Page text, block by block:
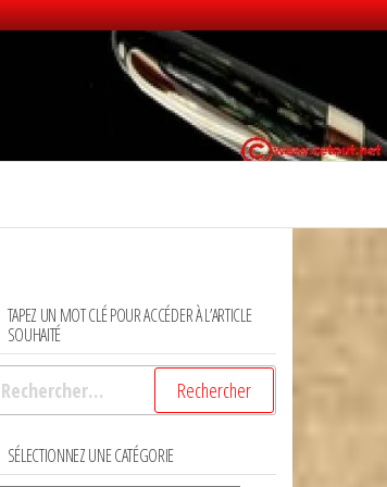
TAPEZ UN MOT CLÉ POUR ACCÉDER À L’ARTICLE
SOUHAITÉ
Rechercher :
SÉLECTIONNEZ UNE CATÉGORIE